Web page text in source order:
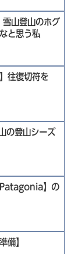
山登山のホグ
と思う私
往復切符を
の登山シーズ
Patagonia】の
備】